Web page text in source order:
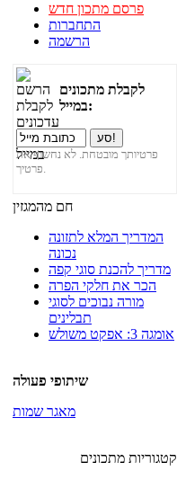
פרסם מתכון חדש
התחברות
הרשמה
לקבלת מתכונים
במייל:
פרטיותך מובטחת. לא נחשוף את
פרטיך.
חם מהמגזין
המדריך המלא לתזונה
נכונה
מדריך להכנת סוגי קפה
הכר את חלקי הפרה
מורה נבוכים לסוגי
תבלינים
אומגה 3: אפקט משולש
שיתופי פעולה
מאגר שמות
קטגוריות מתכונים